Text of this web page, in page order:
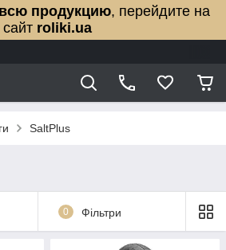
продукцию, перейдите на
сайт roliki.ua
SaltPlus
0 Фільтри